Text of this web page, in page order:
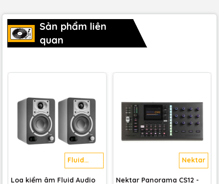
Sản phẩm liên
quan
Fluid
Audio
Loa kiểm âm Fluid Audio
Nektar
Nektar Panorama CS12 -